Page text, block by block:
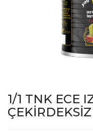
1/1 TNK ECE